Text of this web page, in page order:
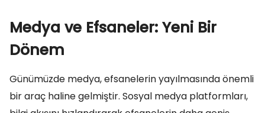
Medya ve Efsaneler: Yeni Bir
Dönem
Günümüzde medya, efsanelerin yayılmasında önemli
bir araç haline gelmiştir. Sosyal medya platformları,